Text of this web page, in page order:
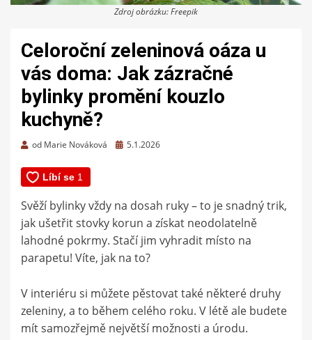
Zdroj obrázku: Freepik
Celoroční zeleninová oáza u
vás doma: Jak zázračné
bylinky promění kouzlo
kuchyně?
od Marie Nováková
Zveřejněno
5.1.2026
Svěží bylinky vždy na dosah ruky – to je snadný trik,
jak ušetřit stovky korun a získat neodolatelně
lahodné pokrmy. Stačí jim vyhradit místo na
parapetu! Víte, jak na to?
V interiéru si můžete pěstovat také některé druhy
zeleniny, a to během celého roku. V létě ale budete
mít samozřejmě největší možnosti a úrodu.